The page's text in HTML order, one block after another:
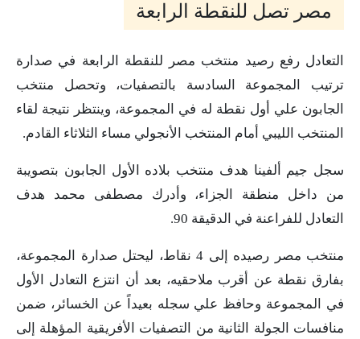
مصر تصل للنقطة الرابعة
التعادل رفع رصيد منتخب مصر للنقطة الرابعة في صدارة
ترتيب المجموعة السادسة بالتصفيات، وتحصل منتخب
الجابون علي أول نقطة له في المجموعة، وينتظر نتيجة لقاء
المنتخب الليبي أمام المنتخب الأنجولي مساء الثلاثاء القادم.
سجل جيم ألفينا هدف منتخب بلاده الأول الجابون بتصويبة
من داخل منطقة الجزاء، وأدرك مصطفى محمد هدف
التعادل للفراعنة في الدقيقة 90.
منتخب مصر رصيده إلى 4 نقاط، ليحتل صدارة المجموعة،
بفارق نقطة عن أقرب ملاحقيه، بعد أن انتزع التعادل الأول
في المجموعة وحافظ علي سجله بعيداً عن الخسائر، ضمن
منافسات الجولة الثانية من التصفيات الأفريقية المؤهلة إلى